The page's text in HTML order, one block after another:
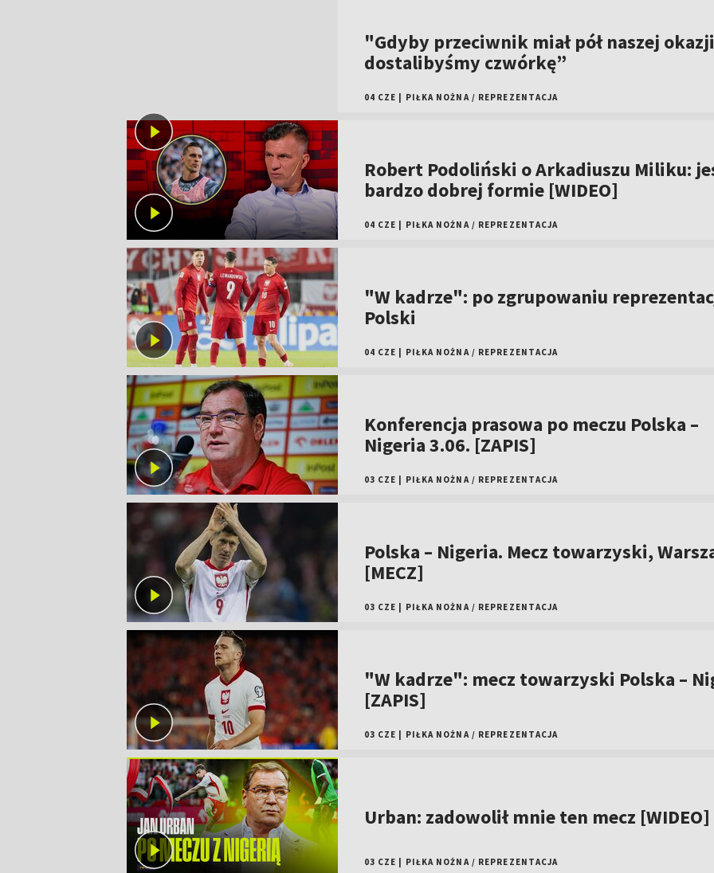
"Gdyby przeciwnik miał pół naszej
dostalibyśmy czwórkę”
04 CZE PIŁKA NOŻNA / REPREZENTACJA
Robert Podoliński o Arkadiuszu Miliku:
bardzo dobrej formie [WIDEO]
04 CZE PIŁKA NOŻNA / REPREZENTACJA
"W kadrze": po zgrupowaniu
Polski
04 CZE PIŁKA NOŻNA / REPREZENTACJA
Konferencja prasowa po meczu Polska –
Nigeria 3.06. [ZAPIS]
03 CZE PIŁKA NOŻNA / REPREZENTACJA
Polska – Nigeria. Mecz towarzyski,
[MECZ]
03 CZE PIŁKA NOŻNA / REPREZENTACJA
"W kadrze": mecz towarzyski Polska –
[ZAPIS]
03 CZE PIŁKA NOŻNA / REPREZENTACJA
Urban: zadowolił mnie ten mecz [WIDEO]
03 CZE PIŁKA NOŻNA / REPREZENTACJA